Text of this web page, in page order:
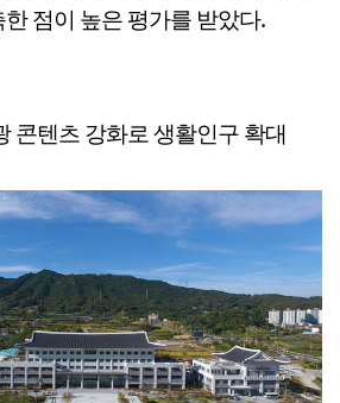
점이 높은 평가를 받았다.
콘텐츠 강화로 생활인구 확대